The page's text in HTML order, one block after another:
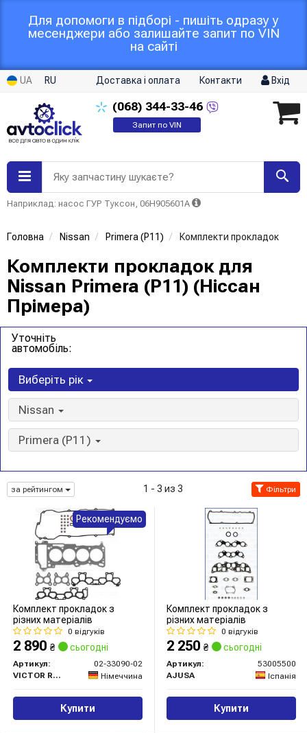
Для допомоги в підборі - пишіть одразу у
месенджери або залишайте запит по VIN
на сайті
UA RU Доставка і оплата Контакти Вхід
(068) 344-33-46
Запит по VIN
Яку запчастину шукаєте?
Наприклад: насос ГУР Туксон, 06H905601A
Головна Nissan Primera (P11) Комплекти прокладок
Комплекти прокладок для
Nissan Primera (P11) (Ніссан
Прімера)
Уточніть
автомобіль:
Виберіть рік
Nissan
Primera (P11)
за рейтингом 1 - 3 из 3 Фільтри
Комплект прокладок з
різних матеріалів
0 відгуків
2 890 ₴ сьогодні
Артикул:
02-33090-02
VICTOR REINZ
Німеччина
Купити
Рекомендуємо
Комплект прокладок з
різних матеріалів
0 відгуків
2 250 ₴ сьогодні
Артикул:
53005500
AJUSA
Іспанія
Купити